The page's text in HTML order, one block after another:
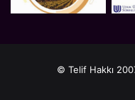
© Telif Hakkı